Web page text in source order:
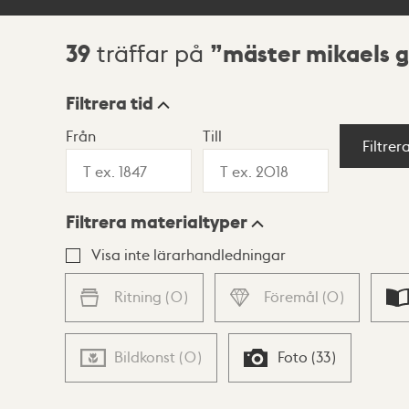
Sökresultat
39 träffar på mäster mikaels
Visningsläge
Lista Karta
Filtrera tid
Från Till
Filtrera materialtyper
Visa inte lärarhandledningar
Ritning (0) Föremål (0)
Bildkonst (0) Foto (33)